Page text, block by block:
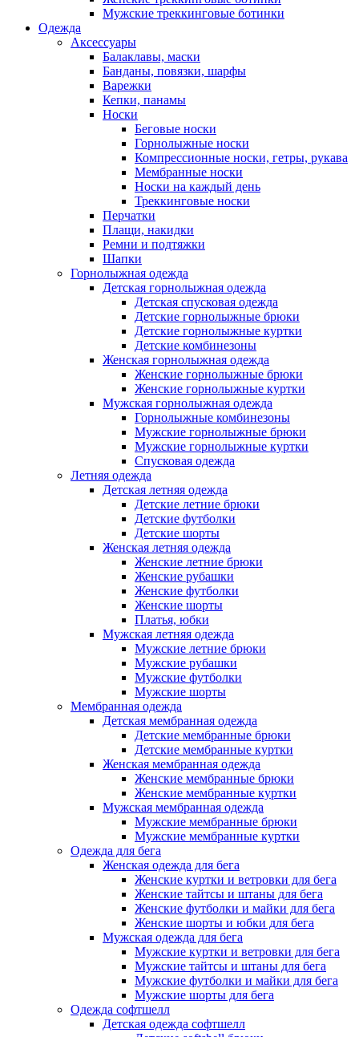
Мужские треккинговые ботинки
Одежда
Аксессуары
Балаклавы, маски
Банданы, повязки, шарфы
Варежки
Кепки, панамы
Носки
Беговые носки
Горнолыжные носки
Компрессионные носки, гетры, рукава
Мембранные носки
Носки на каждый день
Треккинговые носки
Перчатки
Плащи, накидки
Ремни и подтяжки
Шапки
Горнолыжная одежда
Детская горнолыжная одежда
Детская спусковая одежда
Детские горнолыжные брюки
Детские горнолыжные куртки
Детские комбинезоны
Женская горнолыжная одежда
Женские горнолыжные брюки
Женские горнолыжные куртки
Мужская горнолыжная одежда
Горнолыжные комбинезоны
Мужские горнолыжные брюки
Мужские горнолыжные куртки
Спусковая одежда
Летняя одежда
Детская летняя одежда
Детские летние брюки
Детские футболки
Детские шорты
Женская летняя одежда
Женские летние брюки
Женские рубашки
Женские футболки
Женские шорты
Платья, юбки
Мужская летняя одежда
Мужские летние брюки
Мужские рубашки
Мужские футболки
Мужские шорты
Мембранная одежда
Детская мембранная одежда
Детские мембранные брюки
Детские мембранные куртки
Женская мембранная одежда
Женские мембранные брюки
Женские мембранные куртки
Мужская мембранная одежда
Мужские мембранные брюки
Мужские мембранные куртки
Одежда для бега
Женская одежда для бега
Женские куртки и ветровки для бега
Женские тайтсы и штаны для бега
Женские футболки и майки для бега
Женские шорты и юбки для бега
Мужская одежда для бега
Мужские куртки и ветровки для бега
Мужские тайтсы и штаны для бега
Мужские футболки и майки для бега
Мужские шорты для бега
Одежда софтшелл
Детская одежда софтшелл